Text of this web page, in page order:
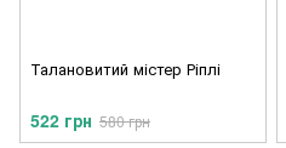
Талановитий містер Ріплі
522 грн 580 грн